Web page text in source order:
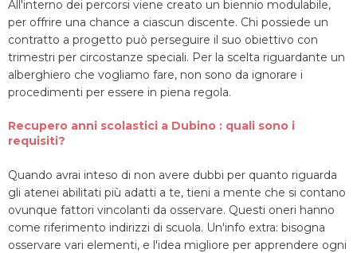
All'interno dei percorsi viene creato un biennio modulabile,
per offrire una chance a ciascun discente. Chi possiede un
contratto a progetto può perseguire il suo obiettivo con
trimestri per circostanze speciali. Per la scelta riguardante un
alberghiero che vogliamo fare, non sono da ignorare i
procedimenti per essere in piena regola.
Recupero anni scolastici a Dubino : quali sono i
requisiti?
Quando avrai inteso di non avere dubbi per quanto riguarda
gli atenei abilitati più adatti a te, tieni a mente che si contano
ovunque fattori vincolanti da osservare. Questi oneri hanno
come riferimento indirizzi di scuola. Un'info extra: bisogna
osservare vari elementi, e l'idea migliore per apprendere ogni